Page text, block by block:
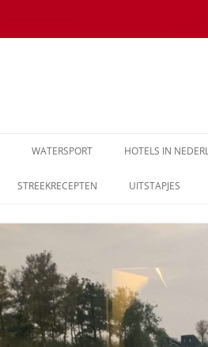
WATERSPORT HOTELS IN
STREEKRECEPTEN UITSTAPJES